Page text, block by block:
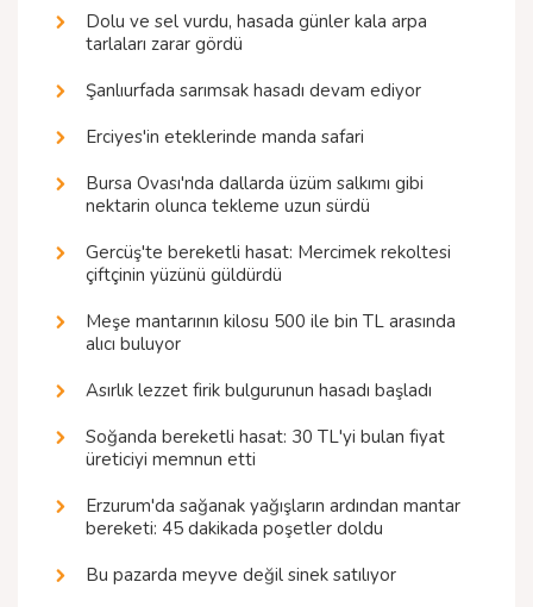
Dolu ve sel vurdu, hasada günler kala arpa
tarlaları zarar gördü
Şanlıurfada sarımsak hasadı devam ediyor
Erciyes'in eteklerinde manda safari
Bursa Ovası'nda dallarda üzüm salkımı gibi
nektarin olunca tekleme uzun sürdü
Gercüş'te bereketli hasat: Mercimek rekoltesi
çiftçinin yüzünü güldürdü
Meşe mantarının kilosu 500 ile bin TL arasında
alıcı buluyor
Asırlık lezzet firik bulgurunun hasadı başladı
Soğanda bereketli hasat: 30 TL'yi bulan fiyat
üreticiyi memnun etti
Erzurum'da sağanak yağışların ardından mantar
bereketi: 45 dakikada poşetler doldu
Bu pazarda meyve değil sinek satılıyor